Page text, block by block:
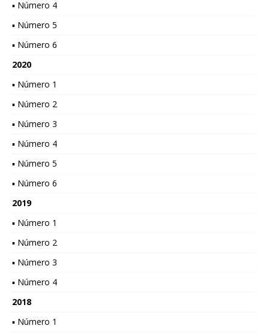
▪ Número 4
▪ Número 5
▪ Número 6
2020
▪ Número 1
▪ Número 2
▪ Número 3
▪ Número 4
▪ Número 5
▪ Número 6
2019
▪ Número 1
▪ Número 2
▪ Número 3
▪ Número 4
2018
▪ Número 1